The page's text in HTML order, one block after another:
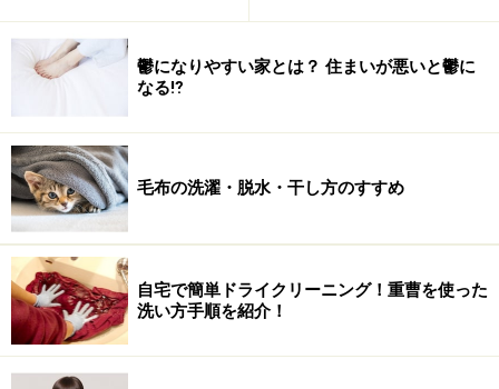
て検討し、当日は貴重品を片付けてトラブルにならない
注意を。
それでは次ページでは『段取りステップ1,2,3！』をご紹
介します！
※記事内容は執筆時点のものです。最新の内容をご確認くださ
い。
鬱になりやすい家とは？ 住まいが悪いと鬱に
なる⁉
毛布の洗濯・脱水・干し方のすすめ
自宅で簡単ドライクリーニング！重曹を使った
洗い方手順を紹介！